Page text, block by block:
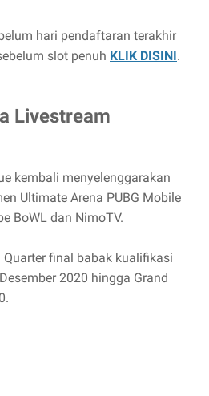
hari pendaftaran terakhir
slot penuh KLIK DISINI.
Livestream
kembali menyelenggarakan
Ultimate Arena PUBG Mobile
BoWL dan NimoTV.
final babak kualifikasi
2020 hingga Grand